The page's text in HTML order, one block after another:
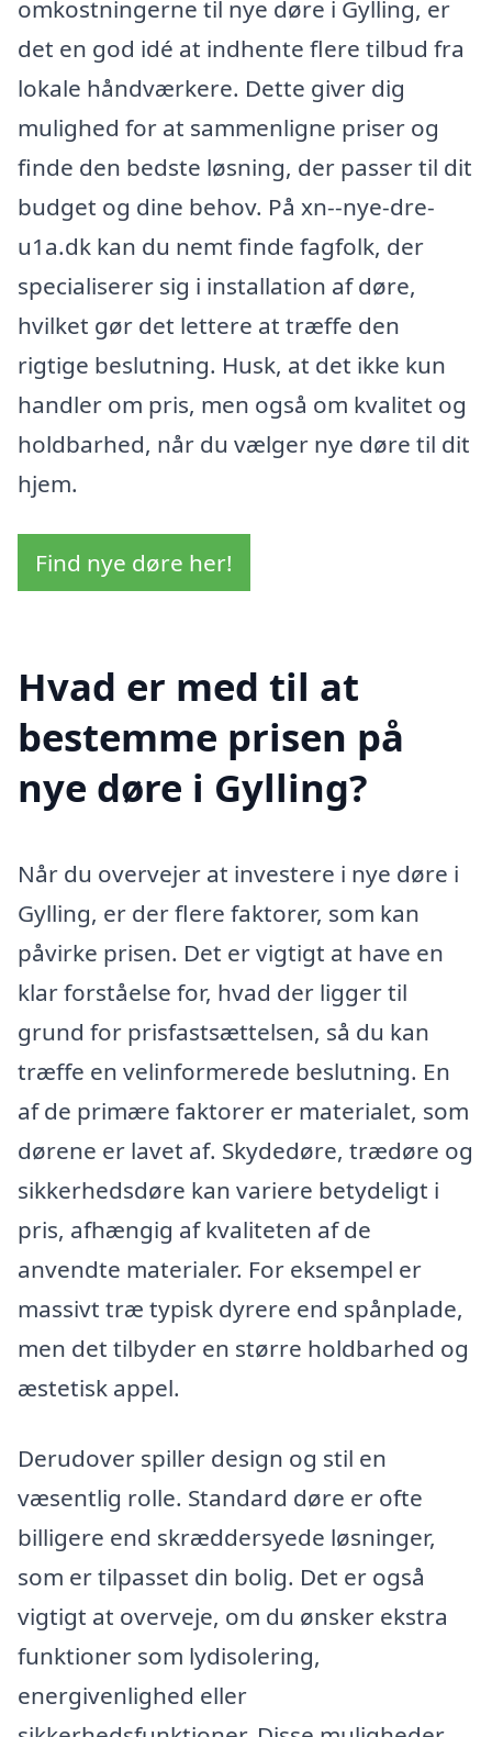
omkostningerne til nye døre i Gylling, er
det en god idé at indhente flere tilbud fra
lokale håndværkere. Dette giver dig
mulighed for at sammenligne priser og
finde den bedste løsning, der passer til dit
budget og dine behov. På xn--nye-dre-
u1a.dk kan du nemt finde fagfolk, der
specialiserer sig i installation af døre,
hvilket gør det lettere at træffe den
rigtige beslutning. Husk, at det ikke kun
handler om pris, men også om kvalitet og
holdbarhed, når du vælger nye døre til dit
hjem.
Find nye døre her!
Hvad er med til at
bestemme prisen på
nye døre i Gylling?
Når du overvejer at investere i nye døre i
Gylling, er der flere faktorer, som kan
påvirke prisen. Det er vigtigt at have en
klar forståelse for, hvad der ligger til
grund for prisfastsættelsen, så du kan
træffe en velinformerede beslutning. En
af de primære faktorer er materialet, som
dørene er lavet af. Skydedøre, trædøre og
sikkerhedsdøre kan variere betydeligt i
pris, afhængig af kvaliteten af de
anvendte materialer. For eksempel er
massivt træ typisk dyrere end spånplade,
men det tilbyder en større holdbarhed og
æstetisk appel.
Derudover spiller design og stil en
væsentlig rolle. Standard døre er ofte
billigere end skræddersyede løsninger,
som er tilpasset din bolig. Det er også
vigtigt at overveje, om du ønsker ekstra
funktioner som lydisolering,
energivenlighed eller